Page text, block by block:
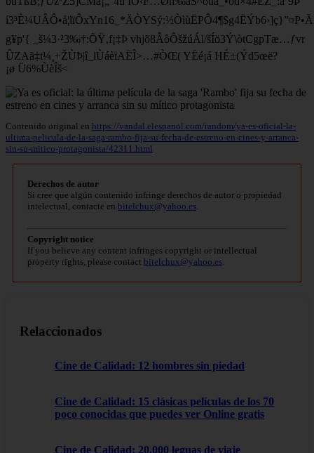
g¥p'{ _š¼3·²3‰†:ÕŸ,f¡‡Þ vhjõ8ÂôÔšžúÁl/šÍö3Ý\òtCgpTæ…ƒvr
ÛZAã‡t¼¸+ŽÙÞ|î_lÙáèïAËÎ>…#ÒŒ( YËé¡á HÉ±(Ýd5œë?
¡ø Ü6%ÙèÎš<
Contenido original en https://vandal.elespanol.com/random/ya-es-oficial-la-
ultima-pelicula-de-la-saga-rambo-fija-su-fecha-de-estreno-en-cines-y-arranca-
sin-su-mitico-protagonista/42311.html
Derechos de autor
Si cree que algún contenido infringe derechos de autor o propiedad
intelectual, contacte en bitelchux@yahoo.es.
Copyright notice
If you believe any content infringes copyright or intellectual
property rights, please contact bitelchux@yahoo.es.
Relaccionados
Cine de Calidad: 12 hombres sin piedad
Cine de Calidad: 15 clásicas películas de los 70
poco conocidas que puedes ver Online gratis
Cine de Calidad: 20.000 leguas de viaje